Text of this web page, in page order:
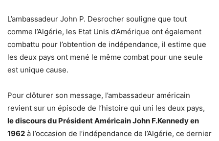
L’ambassadeur John P. Desrocher souligne que tout
comme l’Algérie, les Etat Unis d’Amérique ont également
combattu pour l’obtention de indépendance, il estime que
les deux pays ont mené le même combat pour une seule
est unique cause.
Pour clôturer son message, l’ambassadeur américain
revient sur un épisode de l’histoire qui uni les deux pays,
le discours du Président Américain John F.Kennedy en
1962 à l’occasion de l’indépendance de l’Algérie, ce dernier